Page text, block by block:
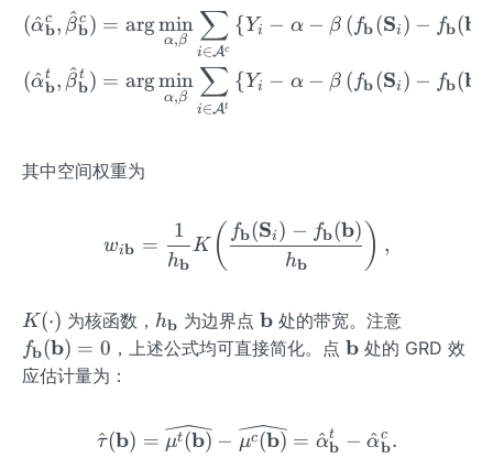
{l}
\begin{aligned}
(α
^b
c , β
^
b
c )
(α
^b
t , β
^
b
t )
= arg
α,β
min
i∈Ac
∑ {Yi − α − β ( fb(Si ) − fb(b
= arg
α,β
min
i∈At
∑ {Yi − α − β ( fb(Si ) − fb(b
其中空间权重为
wib =
hb
1
K ( hb
fb(Si ) − fb(b) ) ,
K
(\c
do
K(⋅) 为核函数， h_
{\m
{b}}
hb 为边界点\m
ath
b 处的带宽。注意
{\m
fb(b) = 0 ，上述公式均可直接简化。点 \m
b处的 GRD 效
应估计量为：
τ
^(b) = μt(b) − μc(b) = α
^b
t − α
^b
c .